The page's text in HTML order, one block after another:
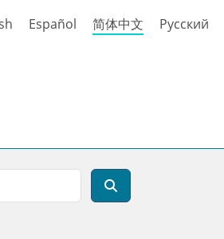
Español 简体中文 Русский